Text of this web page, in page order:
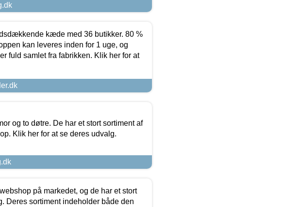
kæde med 36 butikker. 80 %
kan leveres inden for 1 uge, og
fuld samlet fra fabrikken. Klik her for at
og to døtre. De har et stort sortiment af
Klik her for at se deres udvalg.
på markedet, og de har et stort
Deres sortiment indeholder både den